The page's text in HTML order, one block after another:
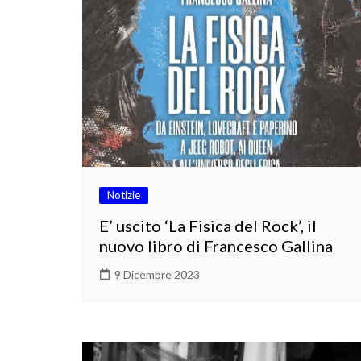
Notizie
E’ uscito ‘La Fisica del Rock’, il
nuovo libro di Francesco Gallina
9 Dicembre 2023